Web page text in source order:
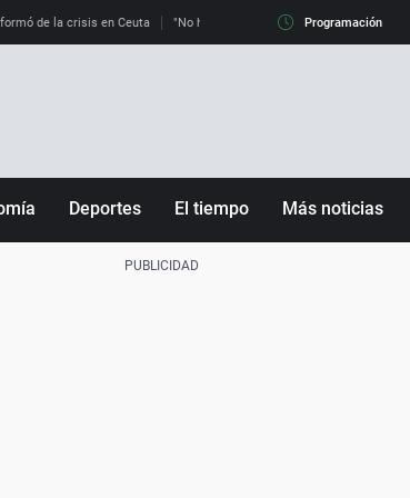
de la crisis en Ceuta "No hay mafias, que no nos engañen":
Programación
Deportes El tiempo Más noticias